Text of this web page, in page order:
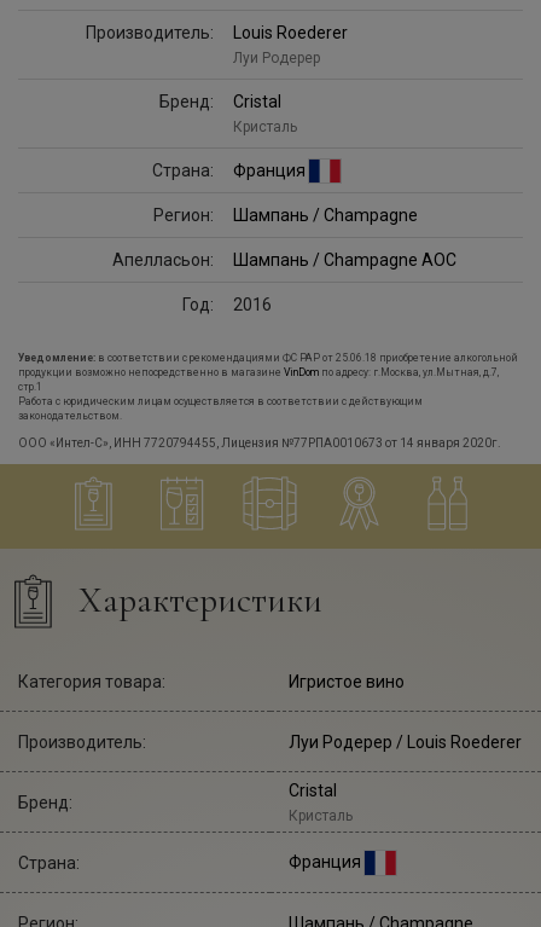
Производитель: Louis Roederer
Луи Родерер
Бренд: Cristal
Кристаль
Страна: Франция
Регион: Шампань / Champagne
Апелласьон: Шампань / Champagne AOC
Год: 2016
Уведомление: в соответствии с рекомендациями ФС РАР от 25.06.18 приобретение алкогольной
продукции возможно непосредственно в магазине VinDom по адресу: г.Москва, ул.Мытная, д.7,
стр.1
Работа с юридическим лицам осуществляется в соответствии с действующим
законодательством.
ООО «Интел-С», ИНН 7720794455, Лицензия №77РПА0010673 от 14 января 2020г.
Характеристики
Категория товара: Игристое вино
Производитель: Луи Родерер / Louis Roederer
Бренд:
Cristal
Кристаль
Страна: Франция
Регион: Шампань / Champagne